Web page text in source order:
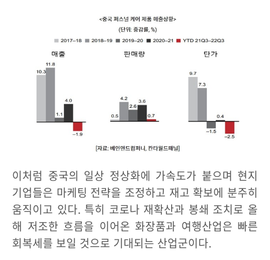
이처럼 중국의 일상 정상화에 가속도가 붙으며 현지
기업들은 마케팅 전략을 조정하고 재고 확보에 분주히
움직이고 있다. 특히 코로나 재확산과 봉쇄 조치로 올
해 저조한 흐름을 이어온 화장품과 여행산업은 빠른
회복세를 보일 것으로 기대되는 산업군이다.